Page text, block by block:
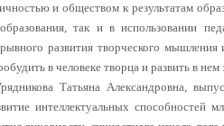
и обществом к результатам
так и в использовании
развития творческого
в человеке творца и развить в
Татьяна Александровна,
интеллектуальных способностей